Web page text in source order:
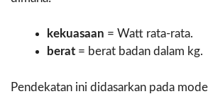
kekuasaan = Watt rata-rata.
berat = berat badan dalam kg.
Pendekatan ini didasarkan pada